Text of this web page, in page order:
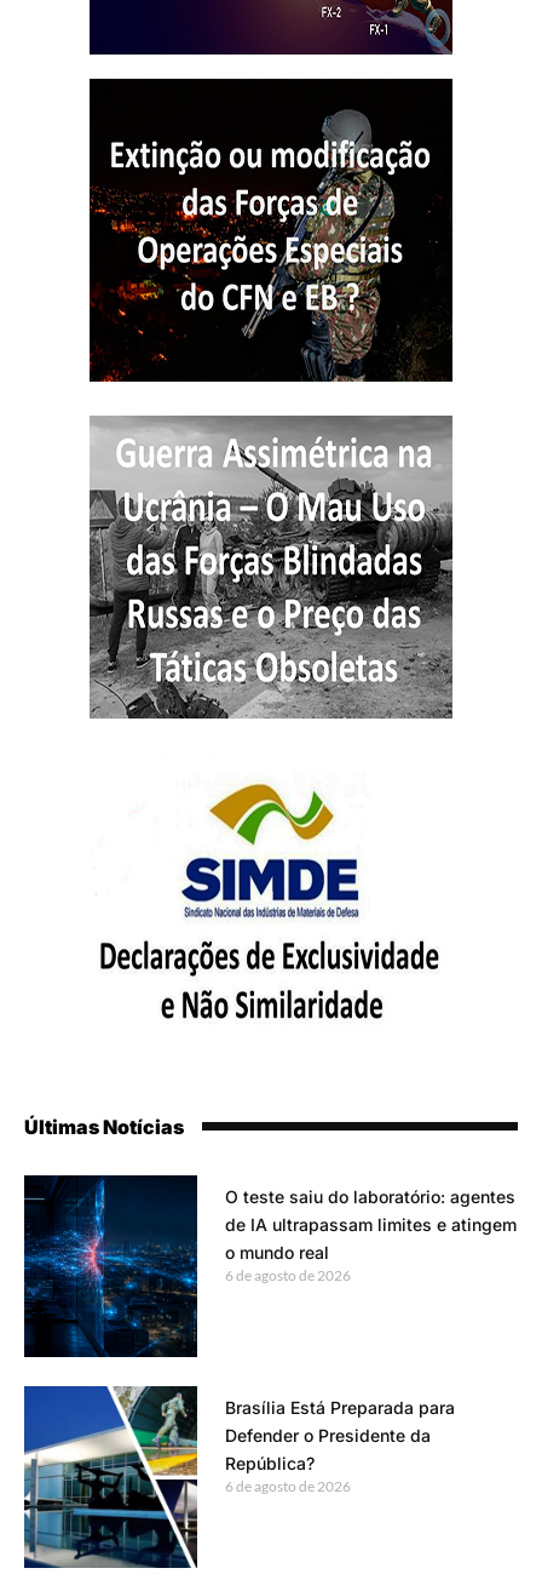
Últimas Notícias
O teste saiu do laboratório: agentes
de IA ultrapassam limites e atingem
o mundo real
6 de agosto de 2026
Brasília Está Preparada para
Defender o Presidente da
República?
6 de agosto de 2026